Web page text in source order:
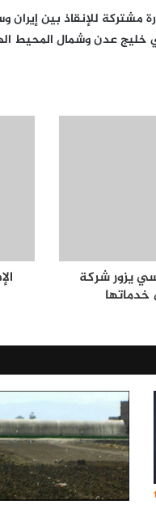
مشتركة للإنقاذ بين إيران
خليج عدن وشمال المحيط
يزور شركة